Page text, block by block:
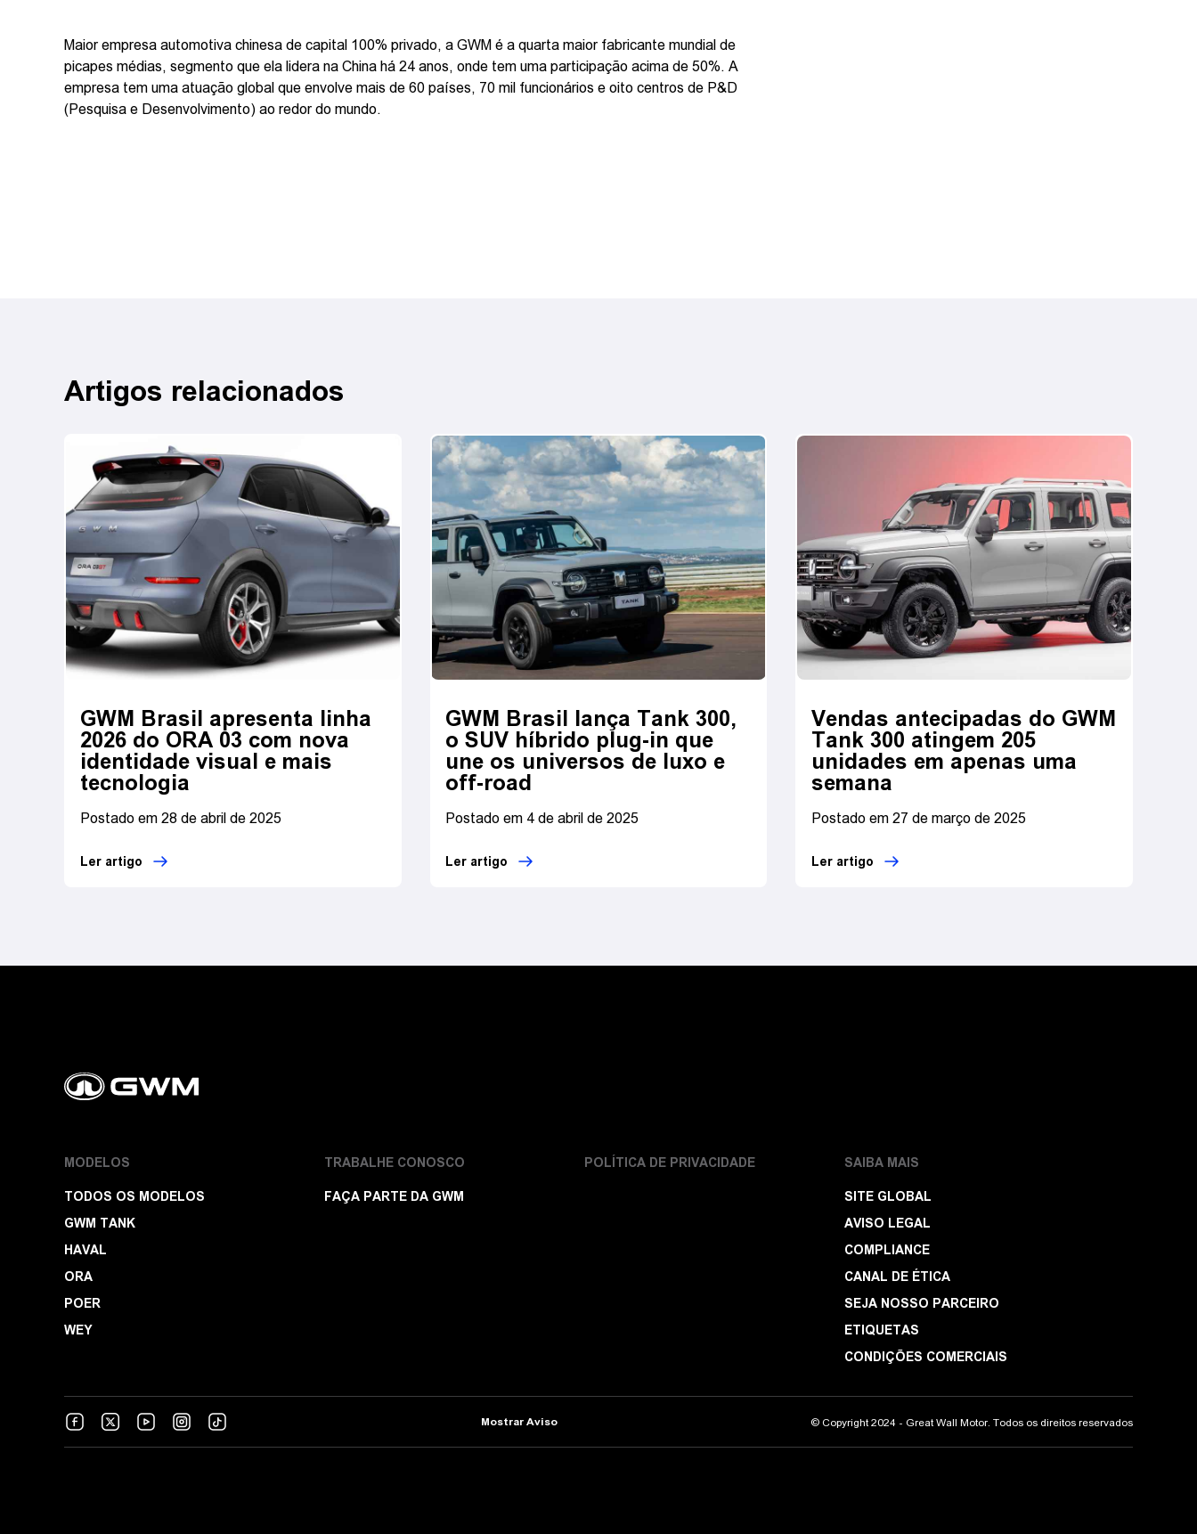
Maior empresa automotiva chinesa de capital 100% privado, a GWM é a quarta maior fabricante mundial de
picapes médias, segmento que ela lidera na China há 24 anos, onde tem uma participação acima de 50%. A
empresa tem uma atuação global que envolve mais de 60 países, 70 mil funcionários e oito centros de P&D
(Pesquisa e Desenvolvimento) ao redor do mundo.
Artigos relacionados
GWM Brasil apresenta linha
2026 do ORA 03 com nova
identidade visual e mais
tecnologia
Postado em 28 de abril de 2025
Ler artigo
GWM Brasil lança Tank 300,
o SUV híbrido plug-in que
une os universos de luxo e
off-road
Postado em 4 de abril de 2025
Ler artigo
Vendas antecipadas do GWM
Tank 300 atingem 205
unidades em apenas uma
semana
Postado em 27 de março de 2025
Ler artigo
MODELOS
TODOS OS MODELOS
GWM TANK
HAVAL
ORA
POER
WEY
TRABALHE CONOSCO
FAÇA PARTE DA GWM
POLÍTICA DE PRIVACIDADE SAIBA MAIS
SITE GLOBAL
AVISO LEGAL
COMPLIANCE
CANAL DE ÉTICA
SEJA NOSSO PARCEIRO
ETIQUETAS
CONDIÇÕES COMERCIAIS
Mostrar Aviso © Copyright 2024 - Great Wall Motor. Todos os direitos reservados